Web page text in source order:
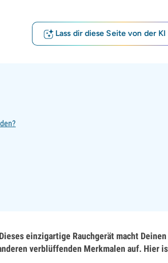
Lass dir diese Seite von der
einzigartige Rauchgerät macht Deinen
verblüffenden Merkmalen auf. Hier